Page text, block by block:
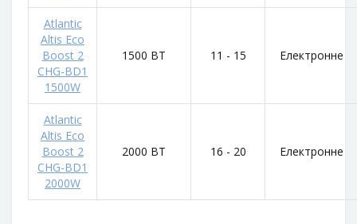
Atlantic
Altis Eco
Boost 2
CHG-BD1
1500W
1500 ВТ 11 - 15 Електронне
Atlantic
Altis Eco
Boost 2
CHG-BD1
2000W
2000 ВТ 16 - 20 Електронне